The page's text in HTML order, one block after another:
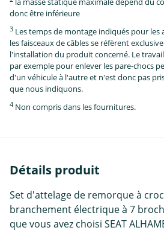
donc être inférieure
3 Les temps de montage indiqués pour
les faisceaux de câbles se réfèrent
l'installation du produit concerné. Le
par exemple pour enlever les pare-chocs
d'un véhicule à l'autre et n'est donc pas
que nous indiquons.
4 Non compris dans les fournitures.
Détails produit
Set d'attelage de remorque à
branchement électrique à 7
que vous avez choisi SEAT